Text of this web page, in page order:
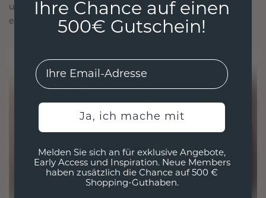
und stellen so sicher, dass Ihr Schmuck ebenso
ethisch wie exquisit ist.
Ihre Chance auf einen
500€ Gutschein!
EMail
Ja, ich mache mit
Melden Sie sich an für exklusive Angebote,
Early Access und Inspiration. Neue Members
haben zusätzlich die Chance auf 500 €
Shopping-Guthaben.